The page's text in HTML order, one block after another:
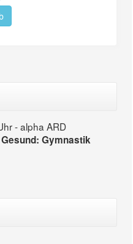
- alpha ARD
Gymnastik